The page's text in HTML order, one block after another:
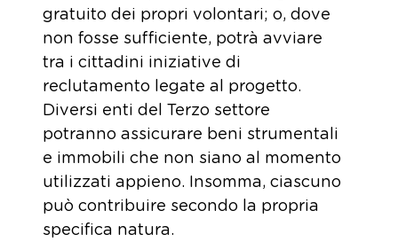
gratuito dei propri volontari; o, dove
non fosse sufficiente, potrà avviare
tra i cittadini iniziative di
reclutamento legate al progetto.
Diversi enti del Terzo settore
potranno assicurare beni strumentali
e immobili che non siano al momento
utilizzati appieno. Insomma, ciascuno
può contribuire secondo la propria
specifica natura.